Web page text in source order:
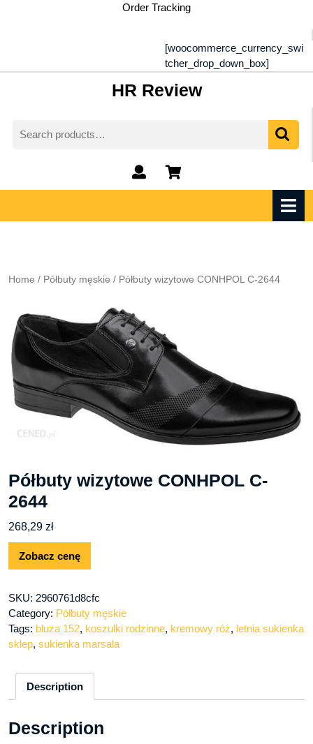
Order Tracking
[woocommerce_currency_swi
tcher_drop_down_box]
HR Review
for:
My
Account
shopping
cart
Home / Półbuty męskie / Półbuty wizytowe CONHPOL C-2644
Półbuty wizytowe CONHPOL C-
2644
268,29 zł
Zobacz cenę
SKU: 2960761d8cfc
Category: Półbuty męskie
Tags: bluza 152, koszulki rodzinne, kremowy róż, letnia sukienka
sklep, sukienka marsala
Description
Description